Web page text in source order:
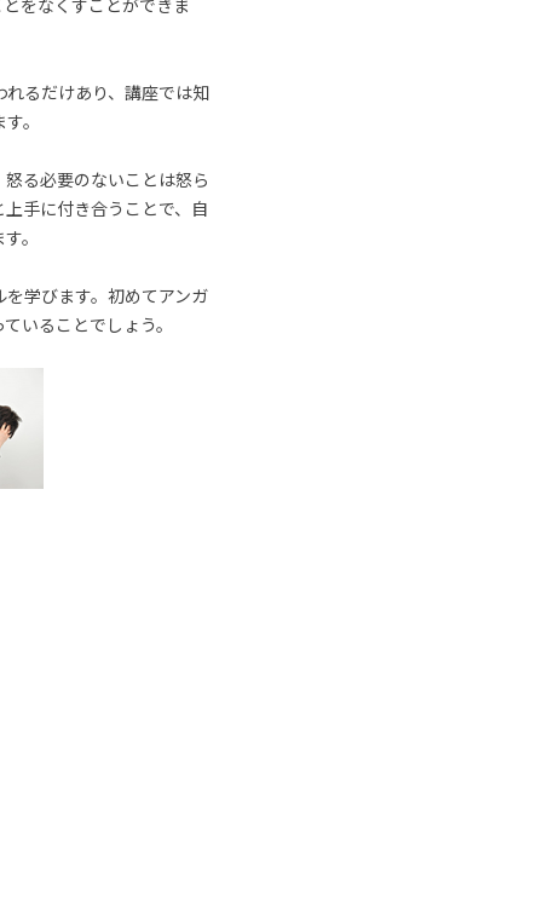
をなくすことができま
るだけあり、講座では知
。
る必要のないことは怒ら
手に付き合うことで、自
。
学びます。初めてアンガ
いることでしょう。